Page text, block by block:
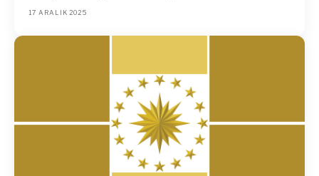
Ticaretinin Düzenlenmesi Hakkında Kanunun
Sınırların Artırılmasına İlişkin Tebliğ
17 ARALIK 2025